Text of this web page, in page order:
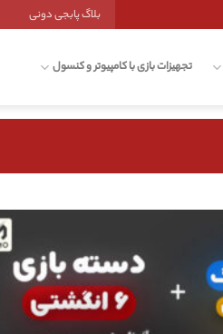
بلاگ پابجی دونی
تجهیزات بازی با کامپیوتر و کنسول